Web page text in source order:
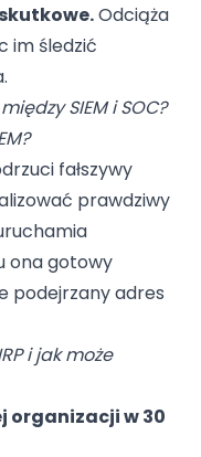
Odciąża
im śledzić
SIEM i SOC?
fałszywy
prawdziwy
ona gotowy
podejrzany adres
i jak może
organizacji w 30